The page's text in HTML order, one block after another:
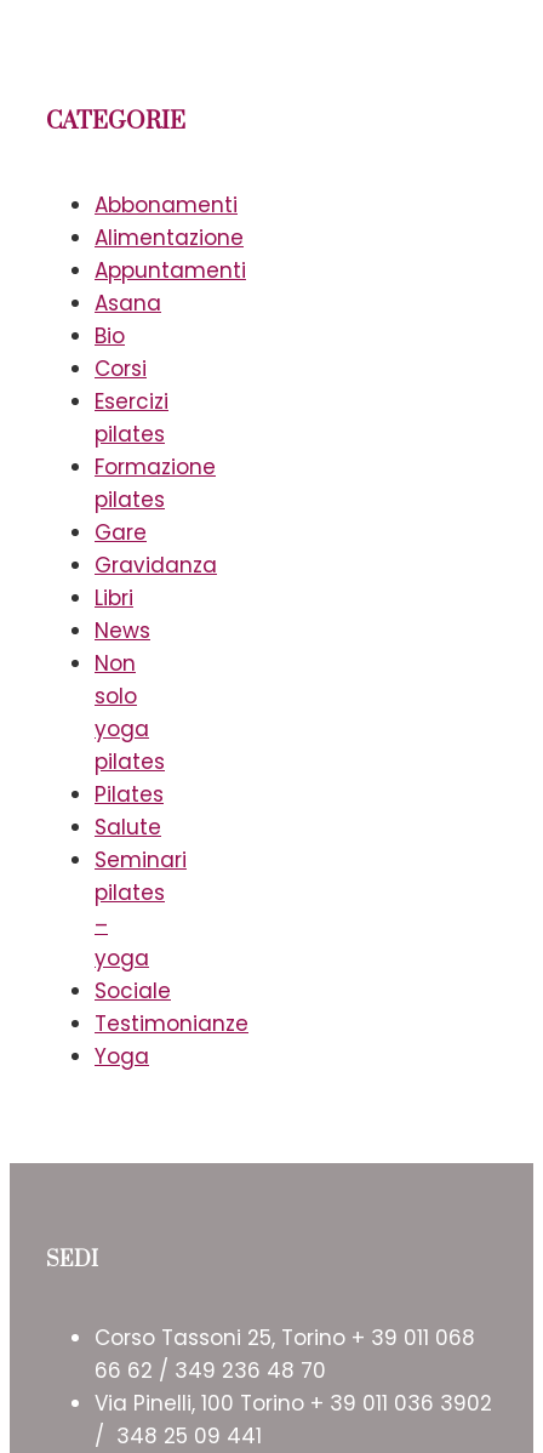
CATEGORIE
Abbonamenti
Alimentazione
Appuntamenti
Asana
Bio
Corsi
Esercizi
pilates
Formazione
pilates
Gare
Gravidanza
Libri
News
Non
solo
yoga
pilates
Pilates
Salute
Seminari
pilates
–
yoga
Sociale
Testimonianze
Yoga
SEDI
Corso Tassoni 25, Torino + 39 011 068
66 62 / 349 236 48 70
Via Pinelli, 100 Torino + 39 011 036 3902
/ 348 25 09 441